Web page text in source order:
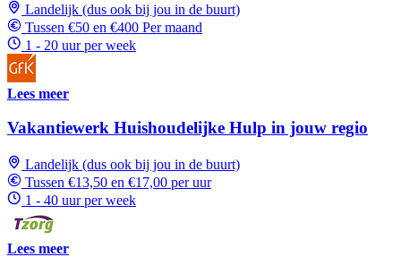
Landelijk (dus ook bij jou in de buurt)
Tussen €50 en €400 Per maand
1 - 20 uur per week
Lees meer
Vakantiewerk Huishoudelijke Hulp in jouw regio
Landelijk (dus ook bij jou in de buurt)
Tussen €13,50 en €17,00 per uur
1 - 40 uur per week
Lees meer